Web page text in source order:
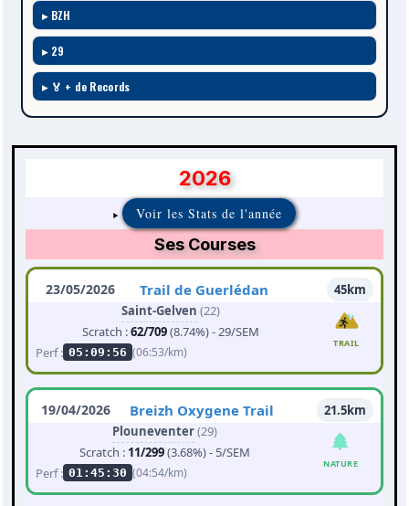
BZH
29
🏅 + de Records
2026
Voir les Stats de l'année
Ses Courses
23/05/2026 Trail de Guerlédan
45km
Saint-Gelven (22)
Scratch :62/709(8.74%) - 29/SEM
Perf : 05:09:56 (06:53/km)
TRAIL
19/04/2026 Breizh Oxygene Trail
21.5km
Plouneventer(29)
Scratch : 11/299(3.68%) - 5/SEM
Perf : 01:45:30 (04:54/km)
NATURE